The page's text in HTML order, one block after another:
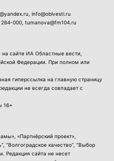
info@oblvesti.ru
000 , tumanova@fm104.ru
сайте ИА Областные вести,
Федерации. При полном или
гиперссылка на главную страницу
не всегда совпадает с
16+
«Партнёрский проект»,
“Волгоградское качество”, “Выбор
Редакция сайта не несет